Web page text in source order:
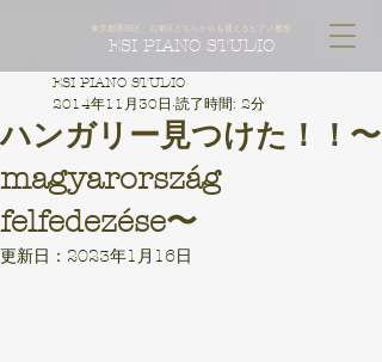
東京都墨田区、台東区どちらからも通えるピアノ教室
ESI PIANO STUDIO
ハンガリー見つけた！！〜
magyarország
felfedezése〜
ESI PIANO STUDIO
2014年11月30日 読了時間: 2分
更新日： 2023年1月16日